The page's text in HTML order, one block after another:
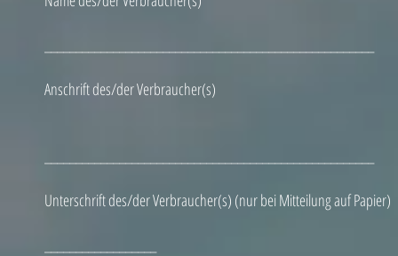
Anschrift des/der Verbraucher(s)
Unterschrift des/der Verbraucher(s) (nur bei Mitteilung auf Papier)